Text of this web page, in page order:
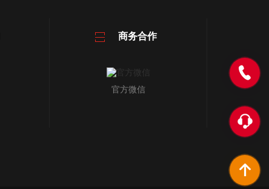
商务合作
官方微信